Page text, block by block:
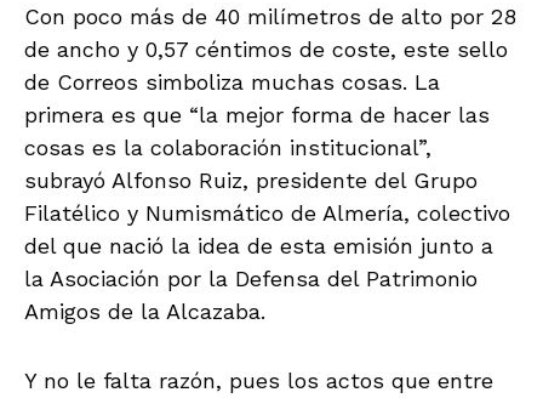
Con poco más de 40 milímetros de alto por 28
de ancho y 0,57 céntimos de coste, este sello
de Correos simboliza muchas cosas. La
primera es que “la mejor forma de hacer las
cosas es la colaboración institucional”,
subrayó Alfonso Ruiz, presidente del Grupo
Filatélico y Numismático de Almería, colectivo
del que nació la idea de esta emisión junto a
la Asociación por la Defensa del Patrimonio
Amigos de la Alcazaba.
Y no le falta razón, pues los actos que entre